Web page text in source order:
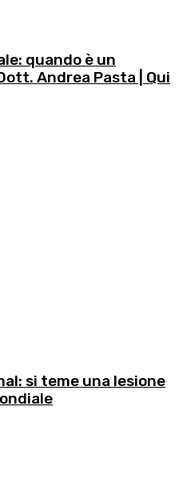
quando è un
Andrea Pasta | Qui
si teme una lesione